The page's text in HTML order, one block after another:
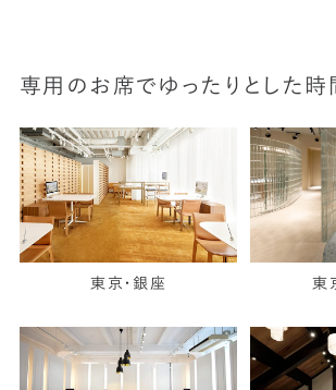
専用のお席でゆったりとした時
東京・銀座 東